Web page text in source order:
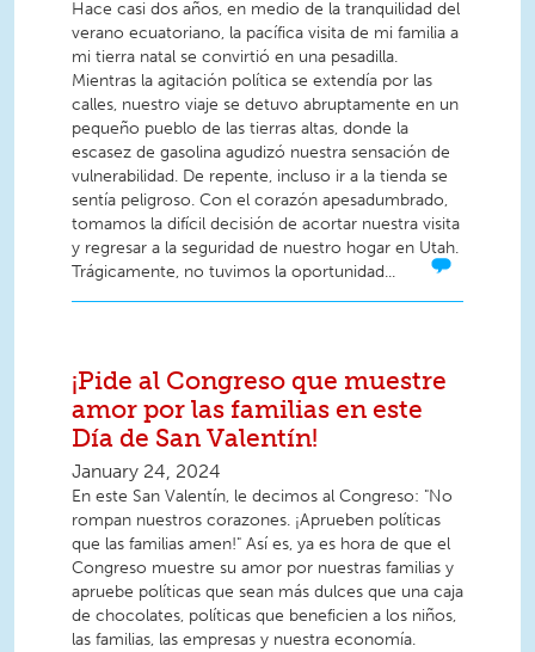
Hace casi dos años, en medio de la tranquilidad del
verano ecuatoriano, la pacífica visita de mi familia a
mi tierra natal se convirtió en una pesadilla.
Mientras la agitación política se extendía por las
calles, nuestro viaje se detuvo abruptamente en un
pequeño pueblo de las tierras altas, donde la
escasez de gasolina agudizó nuestra sensación de
vulnerabilidad. De repente, incluso ir a la tienda se
sentía peligroso. Con el corazón apesadumbrado,
tomamos la difícil decisión de acortar nuestra visita
y regresar a la seguridad de nuestro hogar en Utah.
Trágicamente, no tuvimos la oportunidad...
¡Pide al Congreso que muestre
amor por las familias en este
Día de San Valentín!
January 24, 2024
En este San Valentín, le decimos al Congreso: "No
rompan nuestros corazones. ¡Aprueben políticas
que las familias amen!" Así es, ya es hora de que el
Congreso muestre su amor por nuestras familias y
apruebe políticas que sean más dulces que una caja
de chocolates, políticas que beneficien a los niños,
las familias, las empresas y nuestra economía.